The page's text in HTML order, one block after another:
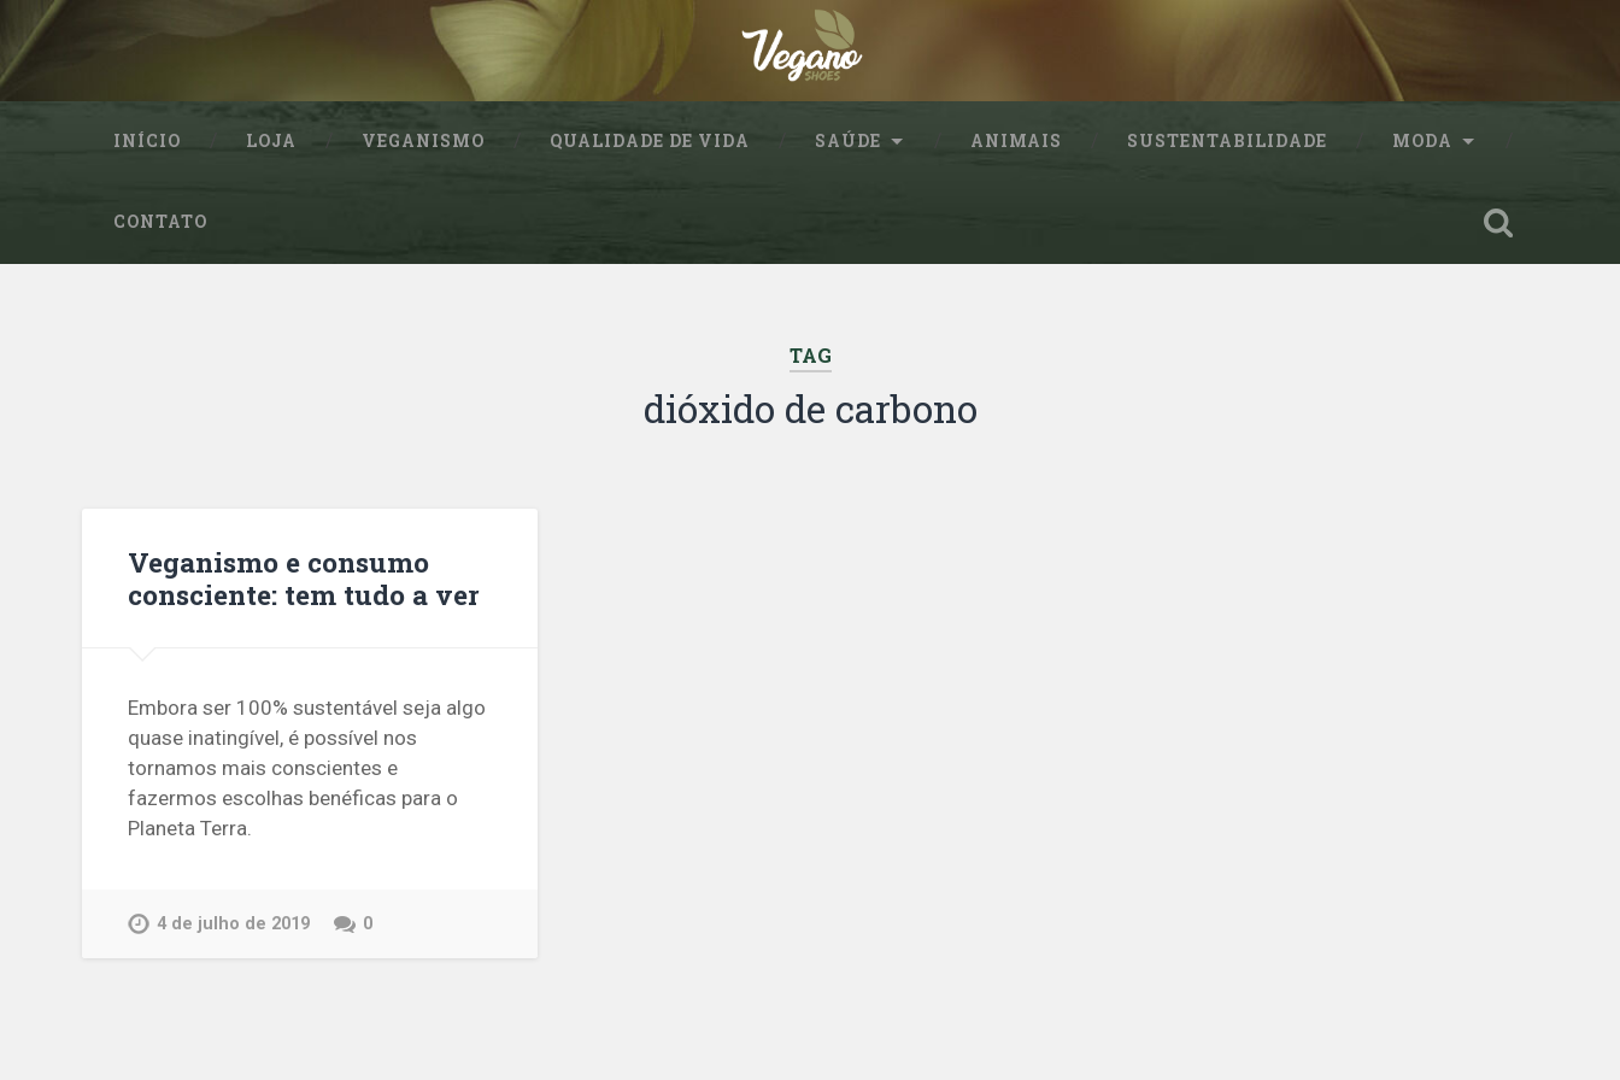
INÍCIO LOJA VEGANISMO QUALIDADE DE VIDA SAÚDE ANIMAIS SUSTENTABILIDADE MODA
CONTATO
TAG
dióxido de carbono
Veganismo e consumo
consciente: tem tudo a ver
Embora ser 100% sustentável seja algo
quase inatingível, é possível nos
tornamos mais conscientes e
fazermos escolhas benéficas para o
Planeta Terra.
4 de julho de 2019 0